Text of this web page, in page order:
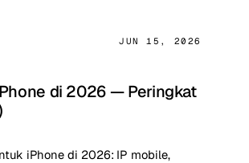
JUN 15, 2026
di 2026 — Peringkat
iPhone di 2026: IP mobile,